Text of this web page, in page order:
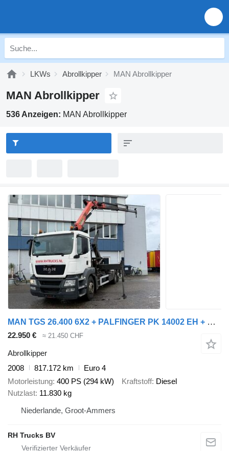
LKWs Abrollkipper MAN Abrollkipper
MAN Abrollkipper
536 Anzeigen: MAN Abrollkipper
MAN TGS 26.400 6X2 + PALFINGER PK 14002 EH + REMOTE CONTROL
22.950 € ≈ 21.450 CHF
Abrollkipper
2008
817.172 km
Euro 4
Motorleistung 400 PS (294 kW) Kraftstoff Diesel
Nutzlast 11.830 kg
Niederlande, Groot-Ammers
RH Trucks BV